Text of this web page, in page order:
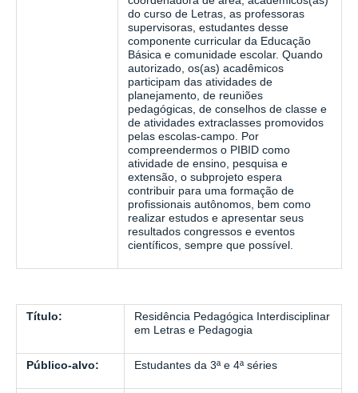
do curso de Letras, as professoras
supervisoras, estudantes desse
componente curricular da Educação
Básica e comunidade escolar. Quando
autorizado, os(as) acadêmicos
participam das atividades de
planejamento, de reuniões
pedagógicas, de conselhos de classe e
de atividades extraclasses promovidos
pelas escolas-campo. Por
compreendermos o PIBID como
atividade de ensino, pesquisa e
extensão, o subprojeto espera
contribuir para uma formação de
profissionais autônomos, bem como
realizar estudos e apresentar seus
resultados congressos e eventos
científicos, sempre que possível.
Título:
Residência Pedagógica Interdisciplinar
em Letras e Pedagogia
Público-alvo: Estudantes da 3ª e 4ª séries